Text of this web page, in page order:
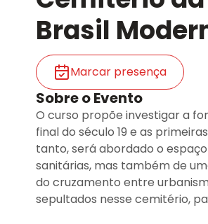
Brasil
Marcar presença
Sobre o Evento
O curso propõe investigar a
final do século 19 e as
tanto, será abordado o
sanitárias, mas também de
do cruzamento entre
sepultados nesse cemitério,